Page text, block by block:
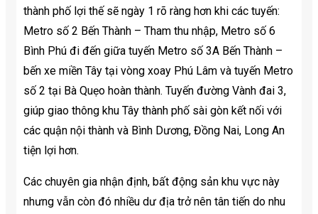
thành phố lợi thế sẽ ngày 1 rõ ràng hơn khi các tuyến:
Metro số 2 Bến Thành – Tham thu nhập, Metro số 6
Bình Phú đi đến giữa tuyến Metro số 3A Bến Thành –
bến xe miền Tây tại vòng xoay Phú Lâm và tuyến Metro
số 2 tại Bà Quẹo hoàn thành. Tuyến đường Vành đai 3,
giúp giao thông khu Tây thành phố sài gòn kết nối với
các quận nội thành và Bình Dương, Đồng Nai, Long An
tiện lợi hơn.
Các chuyên gia nhận định, bất động sản khu vực này
nhưng vẫn còn đó nhiều dư địa trở nên tân tiến do nhu